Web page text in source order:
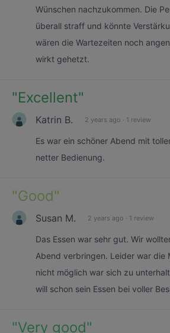
Wünschen nachzukommen. Die
überall straff und könnte
wären die Wartezeiten noch
wirkt gehetzt.
"Excellent"
Katrin B. 2 years ago · 1 review
Es war ein schöner Abend mit
netter Bedienung.
"Good"
Susan M. 2 years ago · 1 review
Das Essen war sehr gut. Wir
Abend verbringen. Leider war die
nicht möglich war sich zu
will schon sein Essen bei voller
"Very good"